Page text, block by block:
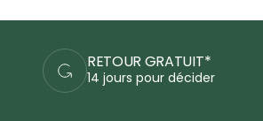
RETOUR GRATUIT*
14 jours pour décider